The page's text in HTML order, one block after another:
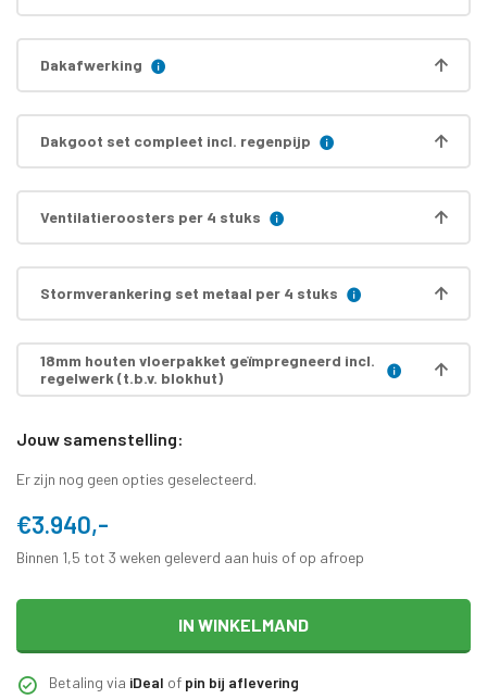
Dakafwerking
Dakgoot set compleet incl. regenpijp
Ventilatieroosters per 4 stuks
Stormverankering set metaal per 4 stuks
18mm houten vloerpakket geïmpregneerd incl.
regelwerk (t.b.v. blokhut)
Jouw samenstelling:
Er zijn nog geen opties geselecteerd.
€3.940,-
Binnen 1,5 tot 3 weken geleverd aan huis of op afroep
IN WINKELMAND
Betaling via iDeal of pin bij aflevering